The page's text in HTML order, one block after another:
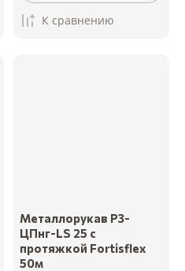
К сравнению
Металлорукав Р3-
ЦПнг-LS 25 с
протяжкой Fortisflex
50м